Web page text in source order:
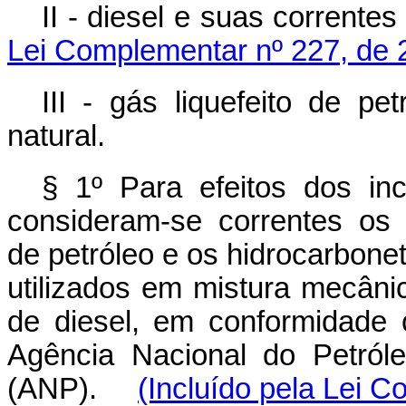
II - diesel e suas
Lei Complementar nº 227, de
III - gás liquefeito de
natural.
§ 1º Para efeitos dos
consideram-se correntes
de petróleo e os
utilizados em mistura
de diesel, em
Agência Nacional do
(ANP).
(Incluído pela Lei